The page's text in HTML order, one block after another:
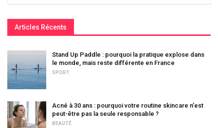
Articles Récents
Stand Up Paddle : pourquoi la pratique explose dans
le monde, mais reste différente en France
SPORT
Acné à 30 ans : pourquoi votre routine skincare n’est
peut-être pas la seule responsable ?
BEAUTÉ